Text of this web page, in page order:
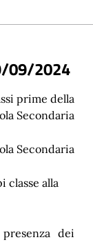
/09/2024
prime della
Secondaria
Secondaria
classe alla
dei